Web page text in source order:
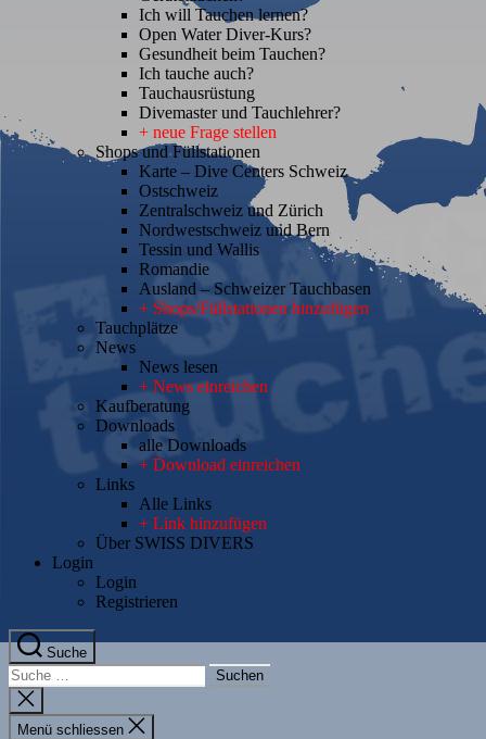
Ich will Tauchen lernen?
Open Water Diver-Kurs?
Gesundheit beim Tauchen?
Ich tauche auch?
Tauchausrüstung
Divemaster und Tauchlehrer?
+ neue Frage stellen
Shops und Füllstationen
Karte – Dive Centers Schweiz
Ostschweiz
Zentralschweiz und Zürich
Nordwestschweiz und Bern
Tessin und Wallis
Romandie
Ausland – Schweizer Tauchbasen
+ Shops/Füllstationen hinzufügen
Tauchplätze
News
News lesen
+ News einreichen
Kaufberatung
Downloads
alle Downloads
+ Download einreichen
Links
Alle Links
+ Link hinzufügen
Über SWISS DIVERS
Login
Login
Registrieren
Suche
Suche
nach:
Suche
schliessen
Menü schliessen